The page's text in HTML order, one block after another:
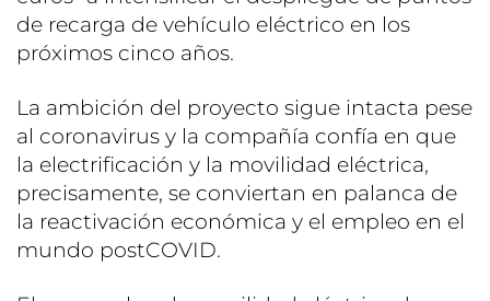
de recarga de vehículo eléctrico en los
próximos cinco años.
La ambición del proyecto sigue intacta pese
al coronavirus y la compañía confía en que
la electrificación y la movilidad eléctrica,
precisamente, se conviertan en palanca de
la reactivación económica y el empleo en el
mundo postCOVID.